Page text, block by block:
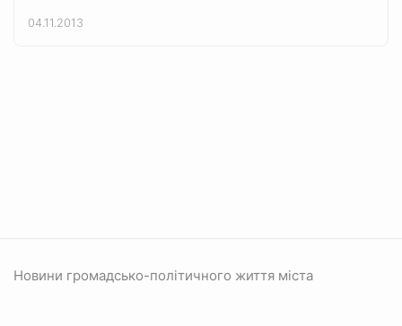
04.11.2013
Новини громадсько-політичного життя міста